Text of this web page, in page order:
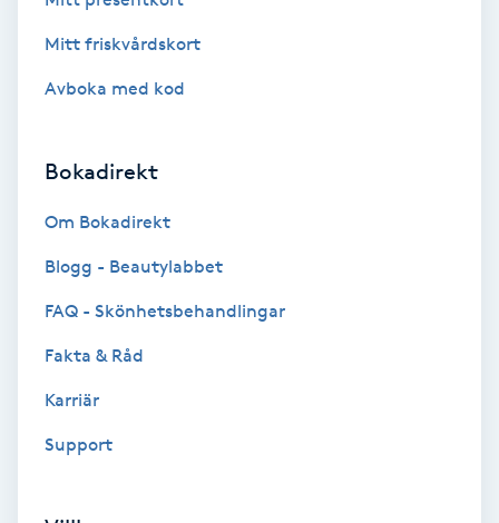
Hot Stone Massage
Hot yoga
Hudföryngring
Huduppstramning
Hyaluronsyra
Hyperhidros
Mitt friskvårdskort
Avboka med kod
Bokadirekt
Om Bokadirekt
Blogg - Beautylabbet
FAQ - Skönhetsbehandlingar
Fakta & Råd
Karriär
Support